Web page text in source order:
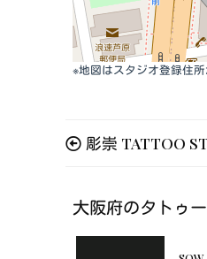
※地図はスタジオ登録住
彫崇 TATTOO
大阪府のタトゥ